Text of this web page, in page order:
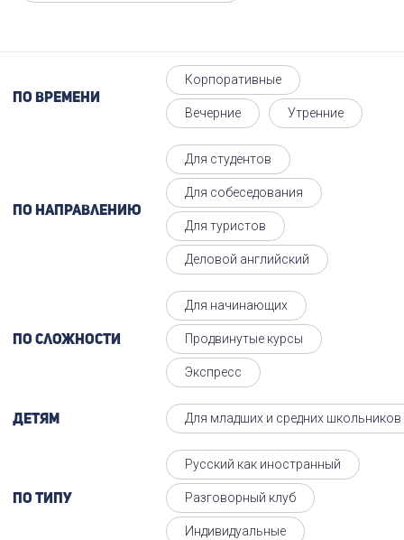
По времени
Корпоративные
Вечерние Утренние
По направлению
Для студентов
Для собеседования
Для туристов
Деловой английский
По сложности
Для начинающих
Продвинутые курсы
Экспресс
Детям Для младших и средних школьников
По типу
Русский как иностранный
Разговорный клуб
Индивидуальные